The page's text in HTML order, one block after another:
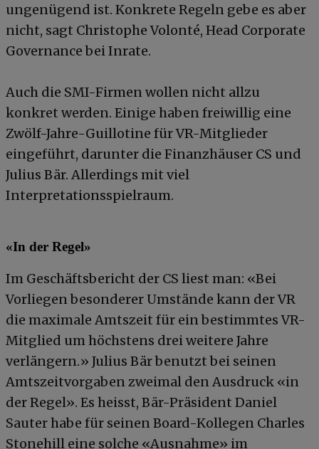
ungenügend ist. Konkrete Regeln gebe es aber
nicht, sagt Christophe Volonté, Head Corporate
Governance bei Inrate.
Auch die SMI-Firmen wollen nicht allzu
konkret werden. Einige haben freiwillig eine
Zwölf-Jahre-Guillotine für VR-Mitglieder
eingeführt, darunter die Finanzhäuser CS und
Julius Bär. Allerdings mit viel
Interpretationsspielraum.
«In der Regel»
Im Geschäftsbericht der CS liest man: «Bei
Vorliegen besonderer Umstände kann der VR
die maximale Amtszeit für ein bestimmtes VR-
Mitglied um höchstens drei weitere Jahre
verlängern.» Julius Bär benutzt bei seinen
Amtszeitvorgaben zweimal den Ausdruck «in
der Regel». Es heisst, Bär-Präsident Daniel
Sauter habe für seinen Board-Kollegen Charles
Stonehill eine solche «Ausnahme» im